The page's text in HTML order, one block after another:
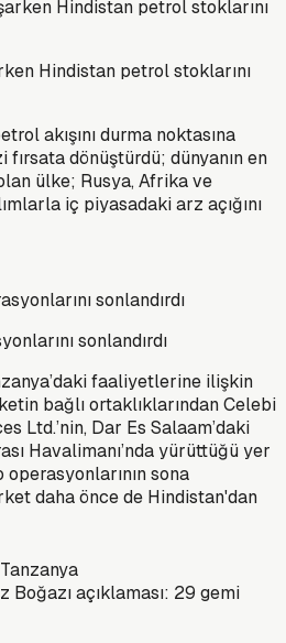
Hindistan petrol stoklarını
akışını durma noktasına
dönüştürdü; dünyanın en
ülke; Rusya, Afrika ve
iç piyasadaki arz açığını
sonlandırdı
faaliyetlerine ilişkin
bağlı ortaklıklarından Celebi
Ltd.’nin, Dar Es Salaam’daki
Havalimanı’nda yürüttüğü yer
sona
daha önce de Hindistan'dan
Tanzanya